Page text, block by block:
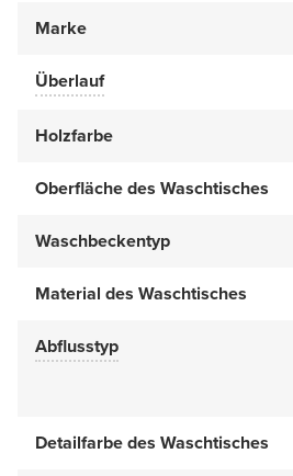
Marke
Überlauf
Holzfarbe
Oberfläche des Waschtisches
Waschbeckentyp
Material des Waschtisches
Abflusstyp
Detailfarbe des Waschtisches